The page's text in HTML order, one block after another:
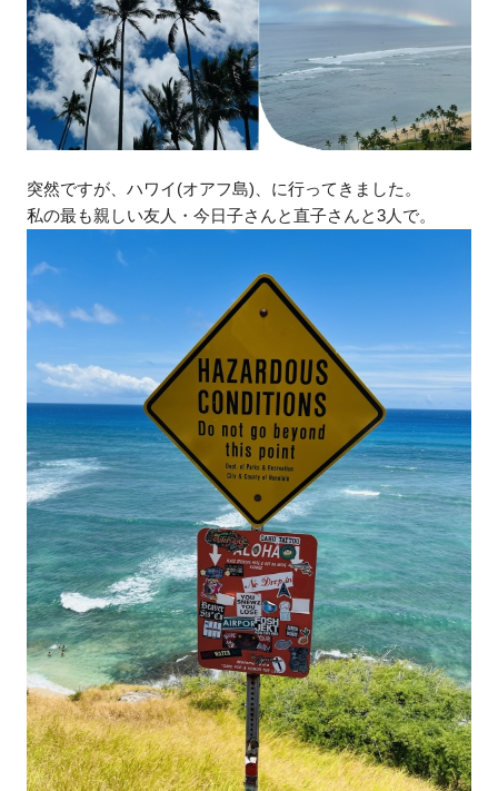
突然ですが、ハワイ(オアフ島)、に行ってきました。
私の最も親しい友人・今日子さんと直子さんと3人で。